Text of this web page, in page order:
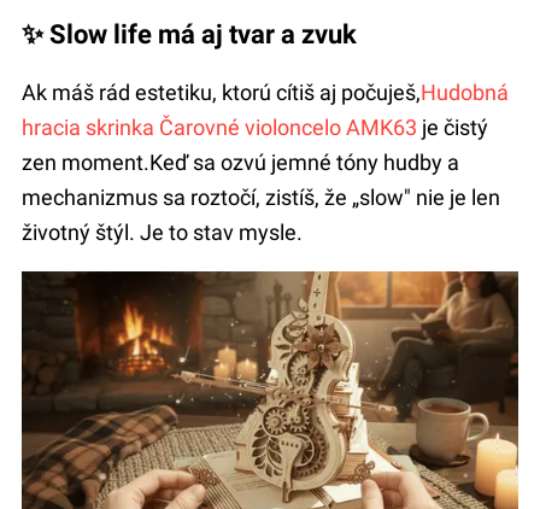
✨ Slow life má aj tvar a zvuk
Ak máš rád estetiku, ktorú cítiš aj počuješ,Hudobná
hracia skrinka Čarovné violoncelo AMK63 je čistý
zen moment.Keď sa ozvú jemné tóny hudby a
mechanizmus sa roztočí, zistíš, že „slow" nie je len
životný štýl. Je to stav mysle.